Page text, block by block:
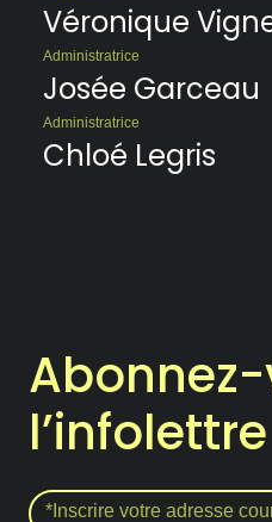
Véronique
Administratrice
Josée Garceau
Administratrice
Chloé Legris
l’infolettre